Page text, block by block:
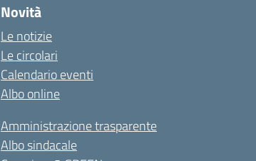
Novità
Le notizie
Le circolari
Calendario eventi
Albo online
Amministrazione trasparente
Albo sindacale